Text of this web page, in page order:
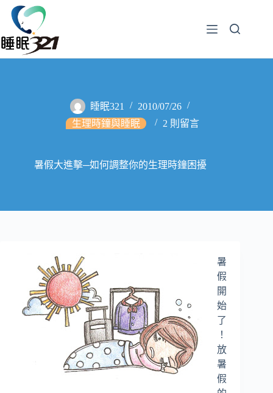
睡眠321
2010/07/26
生理時鐘與睡眠
2 則留言
暑假大進擊─如何調整你的生理時鐘困擾
暑
假
開
始
了
！
放
暑
假